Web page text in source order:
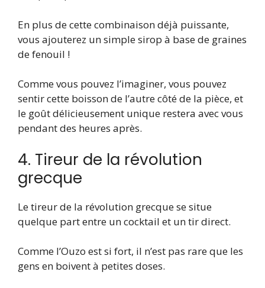
En plus de cette combinaison déjà puissante,
vous ajouterez un simple sirop à base de graines
de fenouil !
Comme vous pouvez l’imaginer, vous pouvez
sentir cette boisson de l’autre côté de la pièce, et
le goût délicieusement unique restera avec vous
pendant des heures après.
4. Tireur de la révolution
grecque
Le tireur de la révolution grecque se situe
quelque part entre un cocktail et un tir direct.
Comme l’Ouzo est si fort, il n’est pas rare que les
gens en boivent à petites doses.